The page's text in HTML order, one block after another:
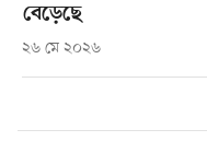
বেড়েছে
২৬ মে ২০২৬